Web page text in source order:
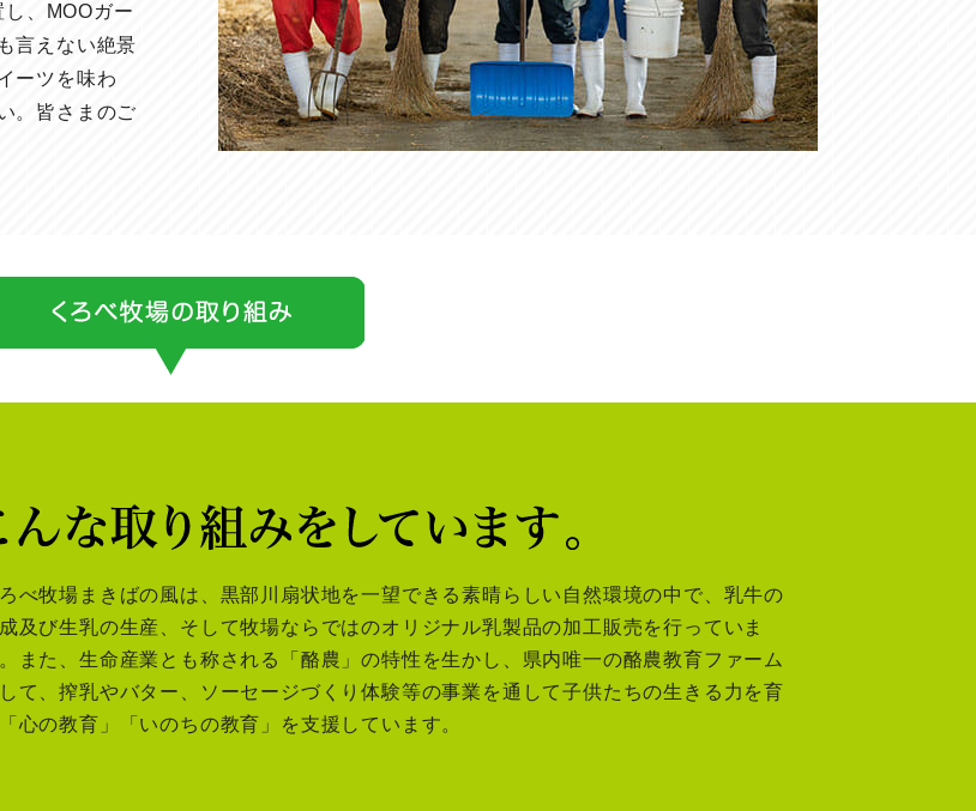
、MOOガー
言えない絶景
ーツを味わ
。皆さまのご
べ牧場まきばの風は、黒部川扇状地を一望できる素晴らしい自然環境の中で、乳牛の
及び生乳の生産、そして牧場ならではのオリジナル乳製品の加工販売を行っていま
また、生命産業とも称される「酪農」の特性を生かし、県内唯一の酪農教育ファーム
て、搾乳やバター、ソーセージづくり体験等の事業を通して子供たちの生きる力を育
心の教育」「いのちの教育」を支援しています。